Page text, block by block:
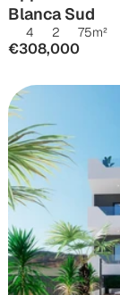
Blanca Sud
4 2 75m²
€308,000